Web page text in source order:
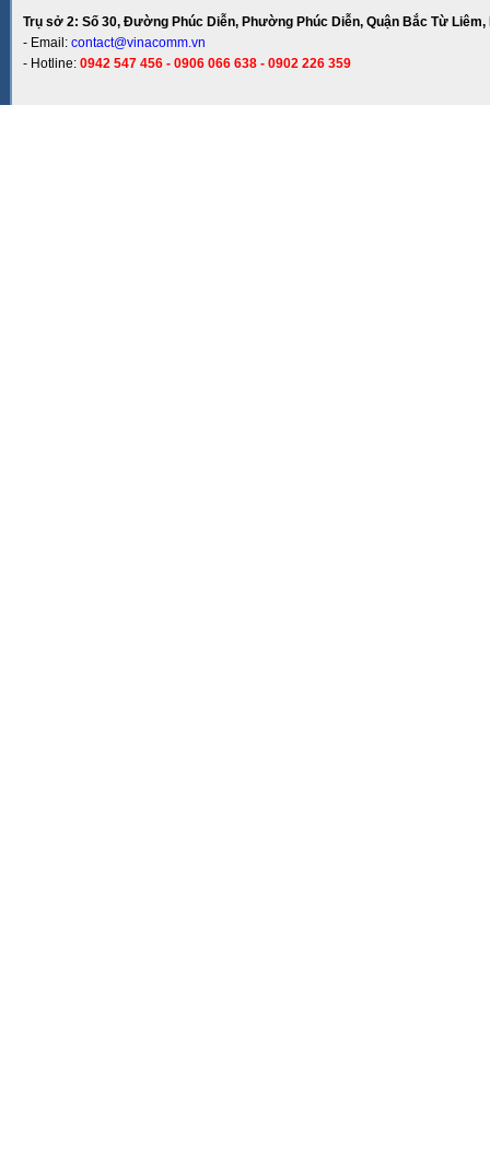
Trụ sở 2: Số 30, Đường Phúc Diễn, Phường Phúc Diễn, Quận Bắc Từ Liêm,
- Email: contact@vinacomm.vn
- Hotline: 0942 547 456 - 0906 066 638 - 0902 226 359